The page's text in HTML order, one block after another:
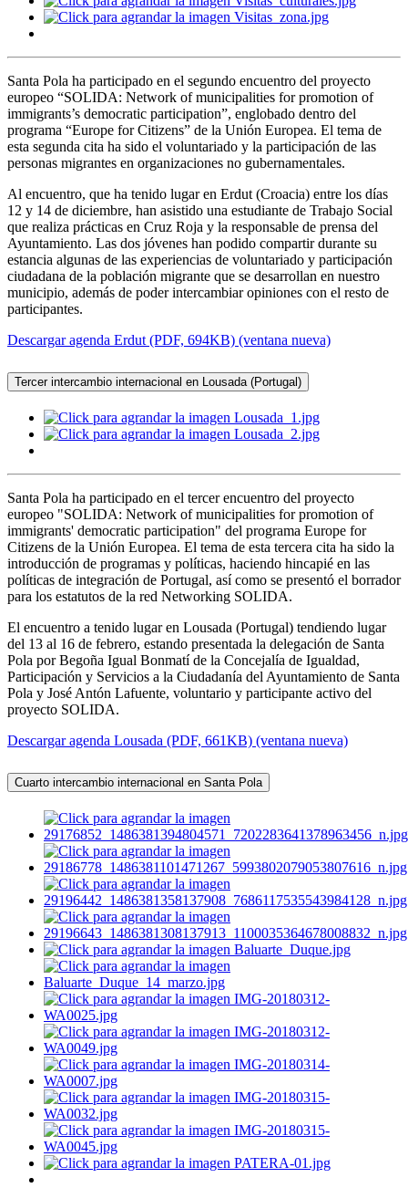
Santa Pola ha participado en el segundo encuentro del proyecto
europeo “SOLIDA: Network of municipalities for promotion of
immigrants’s democratic participation”, englobado dentro del
programa “Europe for Citizens” de la Unión Europea. El tema de
esta segunda cita ha sido el voluntariado y la participación de las
personas migrantes en organizaciones no gubernamentales.
Al encuentro, que ha tenido lugar en Erdut (Croacia) entre los días
12 y 14 de diciembre, han asistido una estudiante de Trabajo Social
que realiza prácticas en Cruz Roja y la responsable de prensa del
Ayuntamiento. Las dos jóvenes han podido compartir durante su
estancia algunas de las experiencias de voluntariado y participación
ciudadana de la población migrante que se desarrollan en nuestro
municipio, además de poder intercambiar opiniones con el resto de
participantes.
Descargar agenda Erdut (PDF, 694KB) (ventana nueva)
Tercer intercambio internacional en Lousada (Portugal)
Santa Pola ha participado en el tercer encuentro del proyecto
europeo "SOLIDA: Network of municipalities for promotion of
immigrants' democratic participation" del programa Europe for
Citizens de la Unión Europea. El tema de esta tercera cita ha sido la
introducción de programas y políticas, haciendo hincapié en las
políticas de integración de Portugal, así como se presentó el borrador
para los estatutos de la red Networking SOLIDA.
El encuentro a tenido lugar en Lousada (Portugal) tendiendo lugar
del 13 al 16 de febrero, estando presentada la delegación de Santa
Pola por Begoña Igual Bonmatí de la Concejalía de Igualdad,
Participación y Servicios a la Ciudadanía del Ayuntamiento de Santa
Pola y José Antón Lafuente, voluntario y participante activo del
proyecto SOLIDA.
Descargar agenda Lousada (PDF, 661KB) (ventana nueva)
Cuarto intercambio internacional en Santa Pola